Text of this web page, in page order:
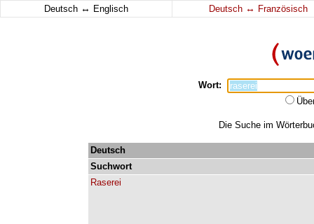
Deutsch ↔ Englisch Deutsch ↔ Französisch
Wort:
Die Suche im
Deutsch
Suchwort
Raserei